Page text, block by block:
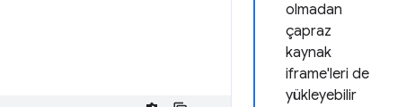
olmadan
çapraz
kaynak
iframe'leri de
yükleyebilir